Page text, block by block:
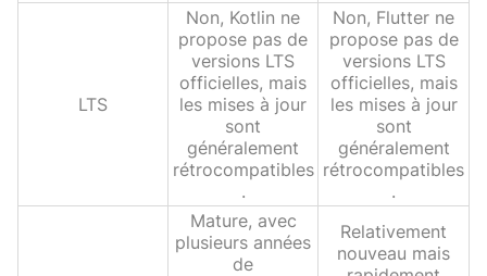
LTS
Non, Kotlin ne
propose pas de
versions LTS
officielles, mais
les mises à jour
sont
généralement
rétrocompatibles
.
Non, Flutter ne
propose pas de
versions LTS
officielles, mais
les mises à jour
sont
généralement
rétrocompatibles
.
Mature, avec
plusieurs années
de
Relativement
nouveau mais